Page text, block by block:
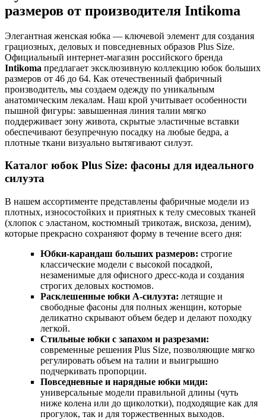
размеров от производителя Intikoma
Элегантная женская юбка — ключевой элемент для создания
грациозных, деловых и повседневных образов Plus Size.
Официальный интернет-магазин российского бренда
Intikoma предлагает эксклюзивную коллекцию юбок больших
размеров от 46 до 64. Как отечественный фабричный
производитель, мы создаем одежду по уникальным
анатомическим лекалам. Наш крой учитывает особенности
пышной фигуры: завышенная линия талии мягко
поддерживает зону живота, скрытые эластичные вставки
обеспечивают безупречную посадку на любые бедра, а
плотные ткани визуально вытягивают силуэт.
Каталог юбок Plus Size: фасоны для идеального
силуэта
В нашем ассортименте представлены фабричные модели из
плотных, износостойких и приятных к телу смесовых тканей
(хлопок с эластаном, костюмный трикотаж, вискоза, деним),
которые прекрасно сохраняют форму в течение всего дня:
Юбки-карандаш больших размеров: строгие
классические модели с высокой посадкой,
незаменимые для офисного дресс-кода и создания
строгих деловых костюмов.
Расклешенные юбки А-силуэта: летящие и
свободные фасоны для полных женщин, которые
деликатно скрывают объем бедер и делают походку
легкой.
Стильные юбки с запахом и разрезами:
современные решения Plus Size, позволяющие мягко
регулировать объем на талии и выигрышно
подчеркивать пропорции.
Повседневные и нарядные юбки миди:
универсальные модели правильной длины (чуть
ниже колена или до щиколотки), подходящие как для
прогулок, так и для торжественных выходов.